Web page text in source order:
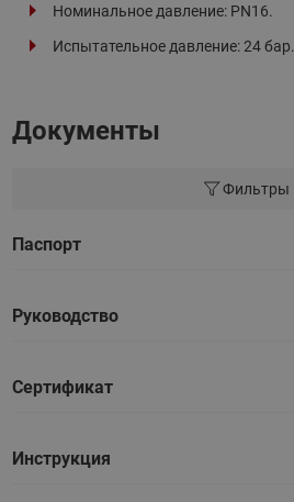
Номинальное давление: PN16.
Испытательное давление: 24 бар.
Документы
Фильтры
Паспорт
Руководство
Сертификат
Инструкция